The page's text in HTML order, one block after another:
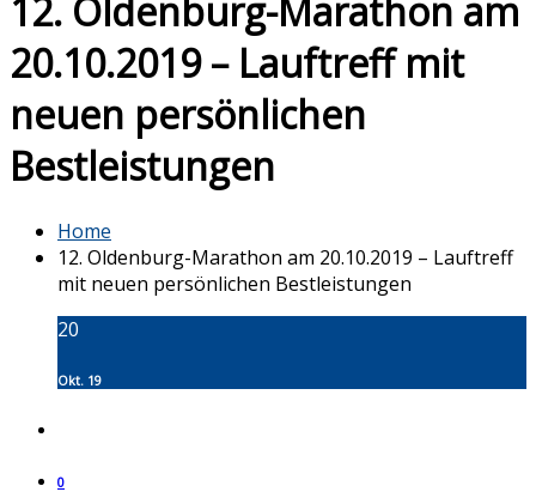
12. Oldenburg-Marathon am
20.10.2019 – Lauftreff mit
neuen persönlichen
Bestleistungen
Home
12. Oldenburg-Marathon am 20.10.2019 – Lauftreff
mit neuen persönlichen Bestleistungen
20
Okt. 19
0